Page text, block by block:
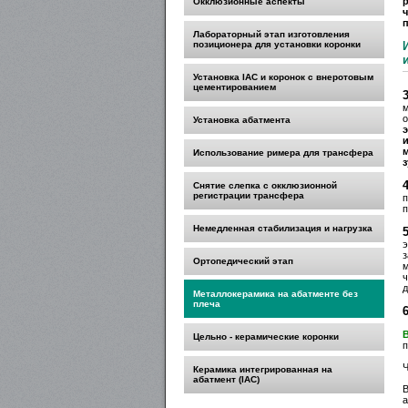
Лабораторный этап изготовления
позиционера для установки коронки
Установка IAC и коронок с внеротовым
цементированием
Установка абатмента
Использование римера для трансфера
Снятие слепка с окклюзионной
регистрации трансфера
Немедленная стабилизация и нагрузка
Ортопедический этап
Металлокерамика на абатменте без
плеча
Цельно - керамические коронки
Керамика интегрированная на
абатмент (IAC)